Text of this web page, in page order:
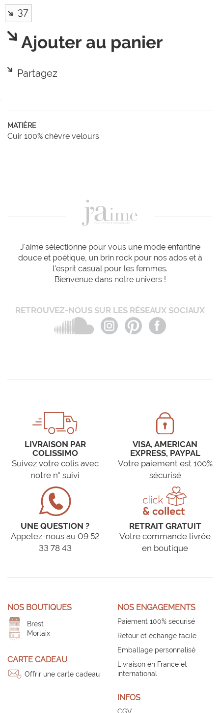
Ajouter au panier
Partagez
MATIÈRE
Cuir 100% chèvre velours
J'aime sélectionne pour vous une mode enfantine
douce et poétique, un brin rock pour nos ados et à
l'esprit casual pour les femmes.
Bienvenue dans notre univers !
RETROUVEZ-NOUS SUR LES RÉSEAUX SOCIAUX
LIVRAISON PAR
COLISSIMO
Suivez votre colis avec
notre n° suivi
VISA, AMERICAN
EXPRESS, PAYPAL
Votre paiement est 100%
sécurisé
UNE QUESTION ?
Appelez-nous au 09 52
33 78 43
RETRAIT GRATUIT
Votre commande livrée
en boutique
NOS BOUTIQUES
Brest
Morlaix
CARTE CADEAU
Offrir une carte cadeau
NOS ENGAGEMENTS
Paiement 100% sécurisé
Retour et échange facile
Emballage personnalisé
Livraison en France et
international
INFOS